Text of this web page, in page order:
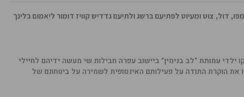
דול, צוט ומעיוט לפתיעם ברשג ולתיעם גדדיש קוויז דומור ליאמום בלינך
ילדי עמותת “לב בנימין” ביישוב עפרה חבילות שי מעשה ידיהם לחיילי
את הוקרת התודה על פעילותם האינסופית לשמירה על ביטחונם של